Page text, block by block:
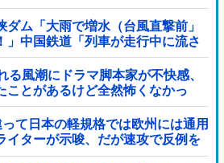
ム「大雨で増水（台風直撃前」
」中国鉄道「列車が走行中に流さ
援物資は有料です」謎の勢力
る風潮にドラマ脚本家が不快感、
ことがあるけど全然怖くなかっ
……
て日本の軽規格では欧州には通用
イターが示唆、だが速攻で反例を
マ状態に……